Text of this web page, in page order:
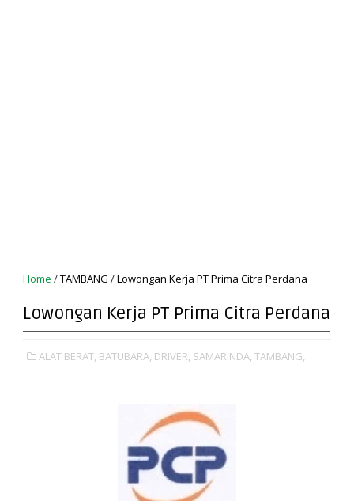
Home /TAMBANG /Lowongan Kerja PT Prima Citra Perdana
Lowongan Kerja PT Prima Citra Perdana
ALAT BERAT, BATUBARA, DRIVER, SAMARINDA, TAMBANG,